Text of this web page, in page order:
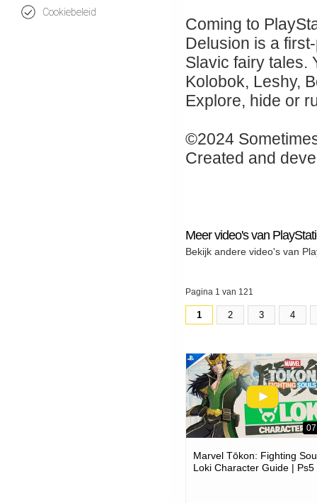
Cookiebeleid
Coming to
Delusion is a
Slavic fairy tales.
Kolobok, Leshy,
Explore, hide or
©2024
Created and
Meer video's van
Bekijk andere video's van
Pagina 1 van 121
1 2 3 4
Marvel Tōkon: Fighting
Loki Character Guide | Ps5